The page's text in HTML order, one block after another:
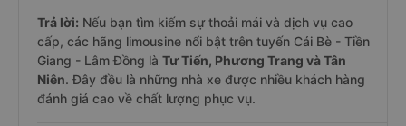
Trả lời: Nếu bạn tìm kiếm sự thoải mái và dịch vụ cao
cấp, các hãng limousine nổi bật trên tuyến Cái Bè - Tiền
Giang - Lâm Đồng là Tư Tiến, Phương Trang và Tân
Niên. Đây đều là những nhà xe được nhiều khách hàng
đánh giá cao về chất lượng phục vụ.